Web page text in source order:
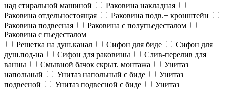
над стиральной машиной
Раковина накладная
Раковина отдельностоящая
Раковина подв.+ кронштейн
Раковина подвесная
Раковина с полупьедесталом
Раковина с пьедесталом
Решетка на душ.канал
Сифон для биде
Сифон для
душ.под-на
Сифон для раковины
Слив-перелив для
ванны
Смывной бачок скрыт. монтажа
Унитаз
напольный
Унитаз напольный с биде
Унитаз
подвесной
Унитаз подвесной с биде
Унитаз